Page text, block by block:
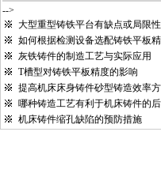
-->
大型重型铸铁平台有缺点或局限性
如何根据检测设备选配铸铁平板
灰铁铸件的制造工艺与实际应用
T槽型对铸铁平板精度的影响
提高机床床身铸件砂型铸造效率
哪种铸造工艺有利于机床铸件的
机床铸件缩孔缺陷的预防措施